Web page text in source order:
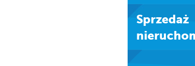
Sprzedaż